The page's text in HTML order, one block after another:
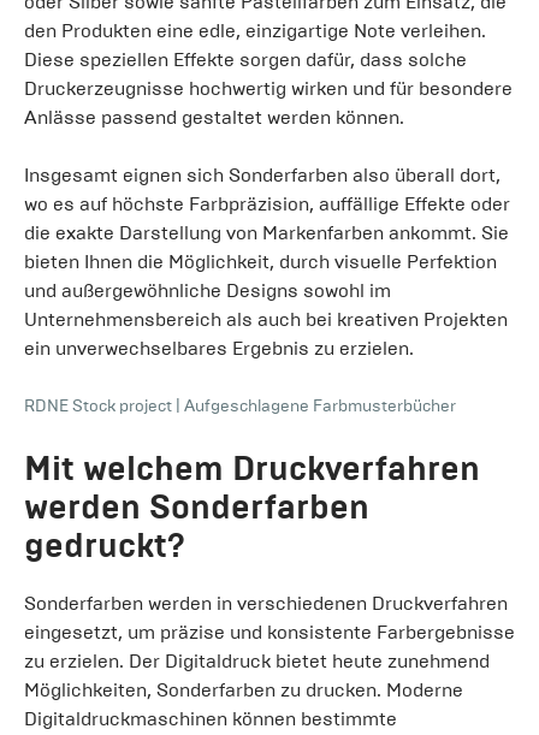
den Produkten eine edle, einzigartige Note verleihen.
Diese speziellen Effekte sorgen dafür, dass solche
Druckerzeugnisse hochwertig wirken und für besondere
Anlässe passend gestaltet werden können.
Insgesamt eignen sich Sonderfarben also überall dort,
wo es auf höchste Farbpräzision, auffällige Effekte oder
die exakte Darstellung von Markenfarben ankommt. Sie
bieten Ihnen die Möglichkeit, durch visuelle Perfektion
und außergewöhnliche Designs sowohl im
Unternehmensbereich als auch bei kreativen Projekten
ein unverwechselbares Ergebnis zu erzielen.
RDNE Stock project Aufgeschlagene Farbmusterbücher
Mit welchem Druckverfahren
werden Sonderfarben
gedruckt?
Sonderfarben werden in verschiedenen Druckverfahren
eingesetzt, um präzise und konsistente Farbergebnisse
zu erzielen. Der Digitaldruck bietet heute zunehmend
Möglichkeiten, Sonderfarben zu drucken. Moderne
Digitaldruckmaschinen können bestimmte